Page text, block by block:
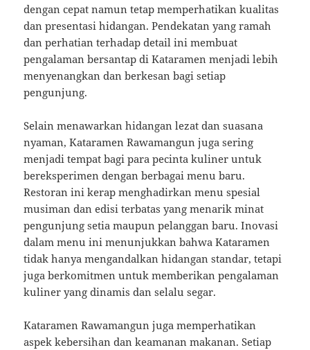
dengan cepat namun tetap memperhatikan kualitas
dan presentasi hidangan. Pendekatan yang ramah
dan perhatian terhadap detail ini membuat
pengalaman bersantap di Kataramen menjadi lebih
menyenangkan dan berkesan bagi setiap
pengunjung.
Selain menawarkan hidangan lezat dan suasana
nyaman, Kataramen Rawamangun juga sering
menjadi tempat bagi para pecinta kuliner untuk
bereksperimen dengan berbagai menu baru.
Restoran ini kerap menghadirkan menu spesial
musiman dan edisi terbatas yang menarik minat
pengunjung setia maupun pelanggan baru. Inovasi
dalam menu ini menunjukkan bahwa Kataramen
tidak hanya mengandalkan hidangan standar, tetapi
juga berkomitmen untuk memberikan pengalaman
kuliner yang dinamis dan selalu segar.
Kataramen Rawamangun juga memperhatikan
aspek kebersihan dan keamanan makanan. Setiap